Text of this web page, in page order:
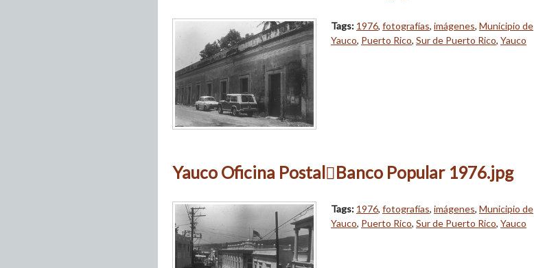
Tags: 1976, fotografías, imágenes, Municipio de
Yauco, Puerto Rico, Sur de Puerto Rico, Yauco
Yauco Oficina PostalBanco Popular 1976.jpg
Tags: 1976, fotografías, imágenes, Municipio de
Yauco, Puerto Rico, Sur de Puerto Rico, Yauco